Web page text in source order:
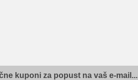
kuponi za popust na vaš e-mail...